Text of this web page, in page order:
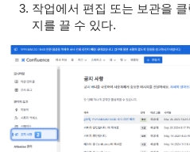
작업에서 편집 또는 보관을
지를 끌 수 있다.